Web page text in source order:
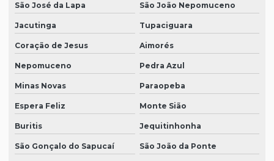
São José da Lapa São João Nepomuceno
Jacutinga Tupaciguara
Coração de Jesus Aimorés
Nepomuceno Pedra Azul
Minas Novas Paraopeba
Espera Feliz Monte Sião
Buritis Jequitinhonha
São Gonçalo do Sapucaí São João da Ponte